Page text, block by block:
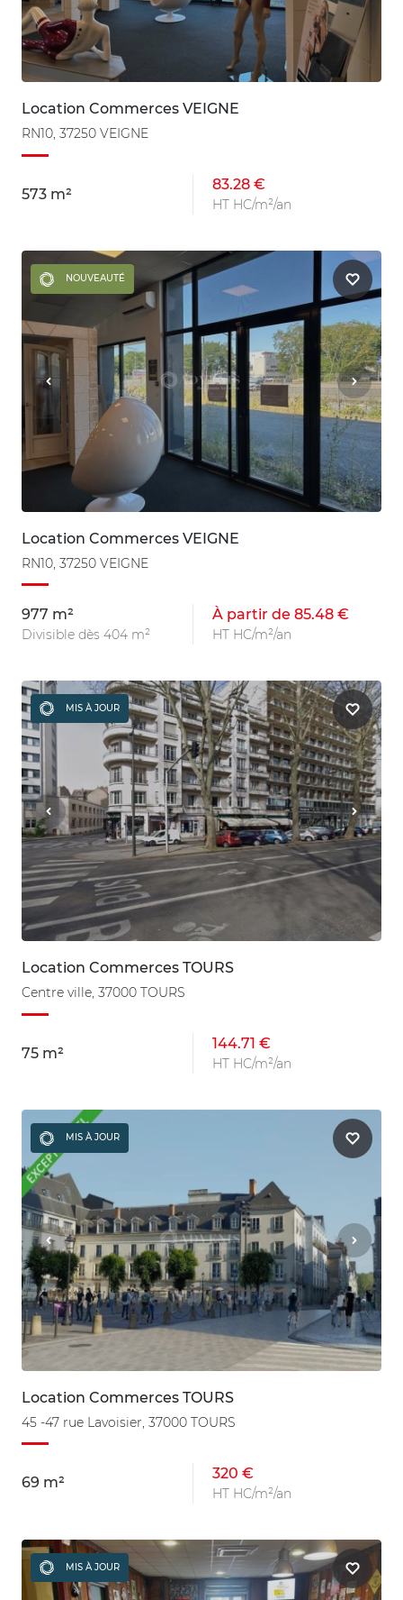
Location Commerces VEIGNE
RN10, 37250 VEIGNE
573 m²
83.28 €
HT HC/m²/an
NOUVEAUTÉ
Location Commerces VEIGNE
RN10, 37250 VEIGNE
977 m²
Divisible dès 404 m²
À partir de 85.48 €
HT HC/m²/an
MIS À JOUR
Location Commerces TOURS
Centre ville, 37000 TOURS
75 m²
144.71 €
HT HC/m²/an
MIS À JOUR
Location Commerces TOURS
45 -47 rue Lavoisier, 37000 TOURS
69 m²
320 €
HT HC/m²/an
MIS À JOUR